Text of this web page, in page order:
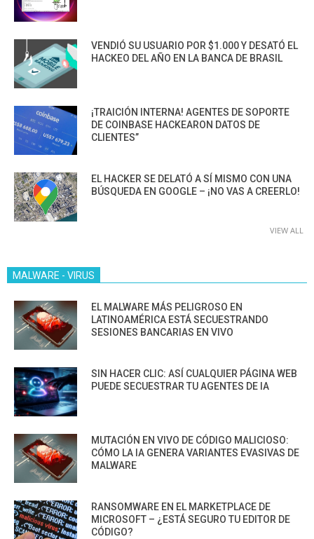
VENDIÓ SU USUARIO POR $1.000 Y DESATÓ EL
HACKEO DEL AÑO EN LA BANCA DE BRASIL
¡TRAICIÓN INTERNA! AGENTES DE SOPORTE
DE COINBASE HACKEARON DATOS DE
CLIENTES”
EL HACKER SE DELATÓ A SÍ MISMO CON UNA
BÚSQUEDA EN GOOGLE – ¡NO VAS A CREERLO!
VIEW ALL
MALWARE - VIRUS
EL MALWARE MÁS PELIGROSO EN
LATINOAMÉRICA ESTÁ SECUESTRANDO
SESIONES BANCARIAS EN VIVO
SIN HACER CLIC: ASÍ CUALQUIER PÁGINA WEB
PUEDE SECUESTRAR TU AGENTES DE IA
MUTACIÓN EN VIVO DE CÓDIGO MALICIOSO:
CÓMO LA IA GENERA VARIANTES EVASIVAS DE
MALWARE
RANSOMWARE EN EL MARKETPLACE DE
MICROSOFT – ¿ESTÁ SEGURO TU EDITOR DE
CÓDIGO?